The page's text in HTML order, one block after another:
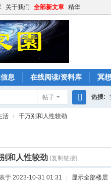
关于我们 全部新文章 精华
息 在线阅读/资料库 冥
帖子 热搜:
活 › 千万别和人性较劲
和人性较劲 [复制链接]
于 2023-10-31 01:31 显示全部楼层